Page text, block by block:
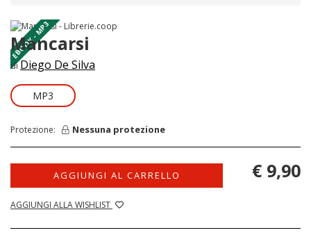
EBOOK - MP3
Mancarsi
diDiego De Silva
MP3
Protezione: Nessuna protezione
AGGIUNGI AL CARRELLO
AGGIUNGI ALLA WISHLIST
€ 9,90